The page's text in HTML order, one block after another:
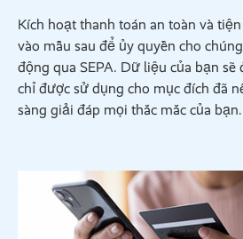
Kích hoạt thanh toán an toàn và
vào mẫu sau để ủy quyền cho
động qua SEPA. Dữ liệu của bạn sẽ
chỉ được sử dụng cho mục đích đã
sàng giải đáp mọi thắc mắc của bạn.